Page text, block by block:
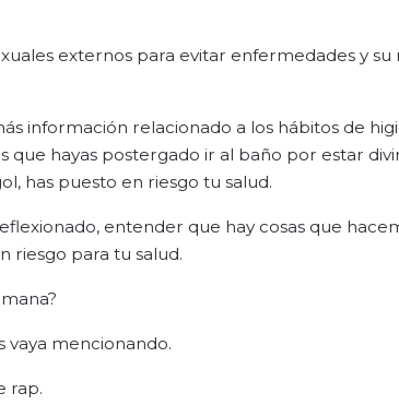
externos para evitar enfermedades y su
información relacionado a los hábitos de
que hayas postergado ir al baño por estar
has puesto en riesgo tu salud.
entender que hay cosas que
riesgo para tu salud.
vaya mencionando.
rap.